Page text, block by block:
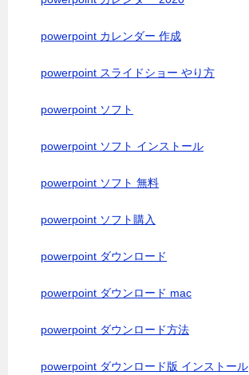
powerpoint カレンダー 作成
powerpoint スライドショー やり方
powerpoint ソフト
powerpoint ソフト インストール
powerpoint ソフト 無料
powerpoint ソフト購入
powerpoint ダウンロード
powerpoint ダウンロード mac
powerpoint ダウンロード方法
powerpoint ダウンロード版 インストール